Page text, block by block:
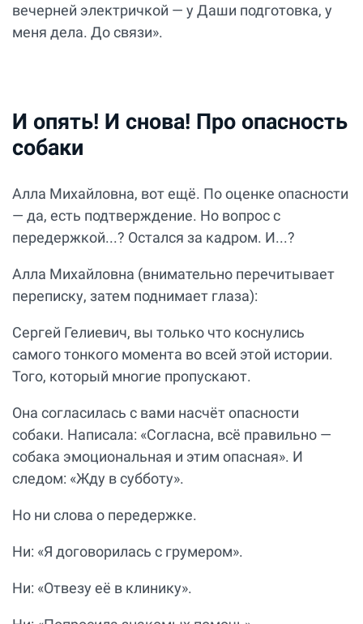
вечерней электричкой — у Даши подготовка, у
меня дела. До связи».
И опять! И снова! Про опасность
собаки
Алла Михайловна, вот ещё. По оценке опасности
— да, есть подтверждение. Но вопрос с
передержкой...? Остался за кадром. И...?
Алла Михайловна (внимательно перечитывает
переписку, затем поднимает глаза):
Сергей Гелиевич, вы только что коснулись
самого тонкого момента во всей этой истории.
Того, который многие пропускают.
Она согласилась с вами насчёт опасности
собаки. Написала: «Согласна, всё правильно —
собака эмоциональная и этим опасная». И
следом: «Жду в субботу».
Но ни слова о передержке.
Ни: «Я договорилась с грумером».
Ни: «Отвезу её в клинику».